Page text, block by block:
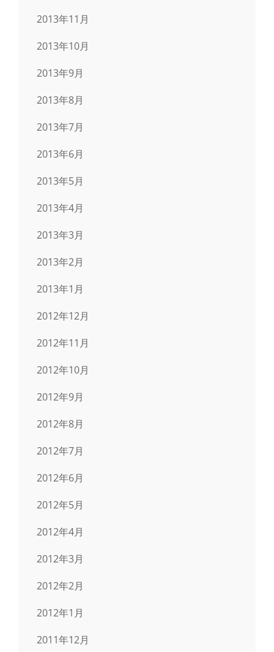
2013年11月
2013年10月
2013年9月
2013年8月
2013年7月
2013年6月
2013年5月
2013年4月
2013年3月
2013年2月
2013年1月
2012年12月
2012年11月
2012年10月
2012年9月
2012年8月
2012年7月
2012年6月
2012年5月
2012年4月
2012年3月
2012年2月
2012年1月
2011年12月